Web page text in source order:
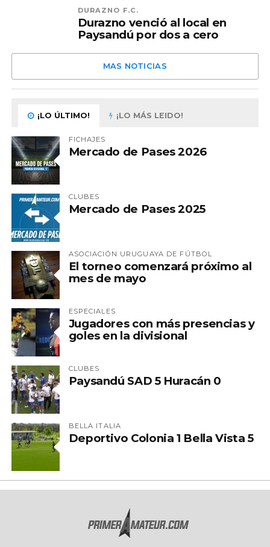
DURAZNO F.C.
Durazno venció al local en
Paysandú por dos a cero
MAS NOTICIAS
¡LO ÚLTIMO! ¡LO MÁS LEIDO!
FICHAJES
Mercado de Pases 2026
CLUBES
Mercado de Pases 2025
ASOCIACIÓN URUGUAYA DE FÚTBOL
El torneo comenzará próximo al
mes de mayo
ESPECIALES
Jugadores con más presencias y
goles en la divisional
CLUBES
Paysandú SAD 5 Huracán 0
BELLA ITALIA
Deportivo Colonia 1 Bella Vista 5